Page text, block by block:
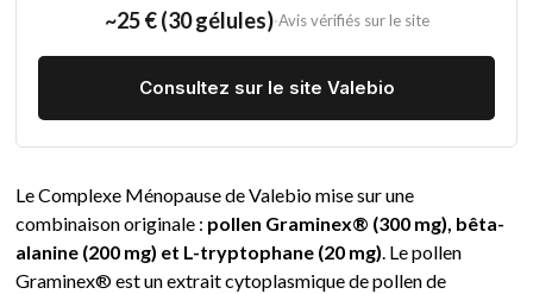
~25 € (30 gélules)·Avis vérifiés sur le site
Consultez sur le site Valebio
Le Complexe Ménopause de Valebio mise sur une
combinaison originale : pollen Graminex® (300 mg), bêta-
alanine (200 mg) et L-tryptophane (20 mg) . Le pollen
Graminex® est un extrait cytoplasmique de pollen de